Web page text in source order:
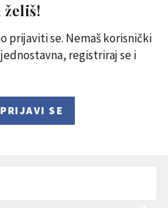
prijaviti se. Nemaš korisnički
registriraj se i
PRIJAVI SE